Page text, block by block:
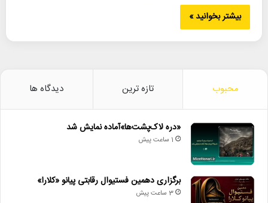
بیشتر بخوانید »
محبوب تازه ترین دیدگاه ها
«دره لاک‌پشت‌ها»آماده نمایش شد
1 ساعت پیش
برگزاری دهمین فستیوال رقابتی پیانو «کلارا»
3 ساعت پیش